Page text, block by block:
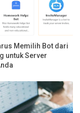
Memilih Bot dari
untuk Server